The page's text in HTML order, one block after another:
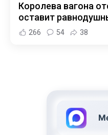
Королева вагона
оставит
266 54 38